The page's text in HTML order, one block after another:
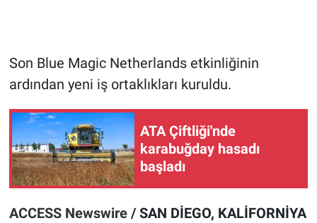
Son Blue Magic Netherlands etkinliğinin
ardından yeni iş ortaklıkları kuruldu.
ATA Çiftliği'nde
karabuğday hasadı
başladı
ACCESS Newswire / SAN DİEGO, KALİFORNİYA